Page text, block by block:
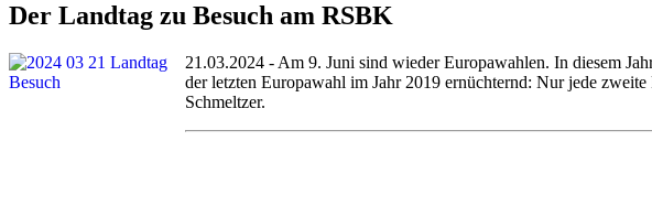
Der Landtag zu Besuch am RSBK
21.03.2024 - Am 9. Juni sind wieder Europawahlen. In diesem
der letzten Europawahl im Jahr 2019 ernüchternd: Nur jede
Schmeltzer.